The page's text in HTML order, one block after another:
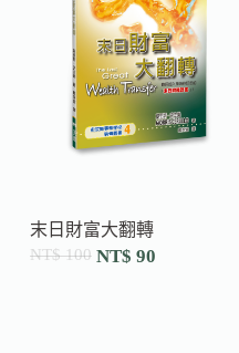
末日財富大翻轉
NT$100 NT$ 90